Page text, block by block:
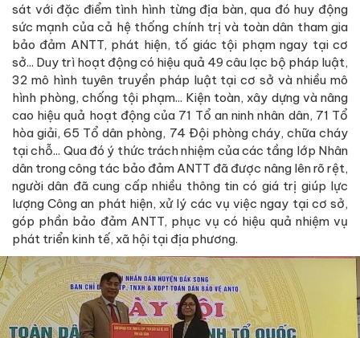
sát với đặc điểm tình hình từng địa bàn, qua đó huy động
sức mạnh của cả hệ thống chính trị và toàn dân tham gia
bảo đảm ANTT, phát hiện, tố giác tội phạm ngay tại cơ
sở... Duy trì hoạt động có hiệu quả 49 câu lạc bộ pháp luật,
32 mô hình tuyên truyền pháp luật tại cơ sở và nhiều mô
hình phòng, chống tội phạm... Kiện toàn, xây dựng và nâng
cao hiệu quả hoạt động của 71 Tổ an ninh nhân dân, 71 Tổ
hòa giải, 65 Tổ dân phòng, 74 Đội phòng cháy, chữa cháy
tại chỗ... Qua đó ý thức trách nhiệm của các tầng lớp Nhân
dân trong công tác bảo đảm ANTT đã được nâng lên rõ rệt,
người dân đã cung cấp nhiều thông tin có giá trị giúp lực
lượng Công an phát hiện, xử lý các vụ việc ngay tại cơ sở,
góp phần bảo đảm ANTT, phục vụ có hiệu quả nhiệm vụ
phát triển kinh tế, xã hội tại địa phương.